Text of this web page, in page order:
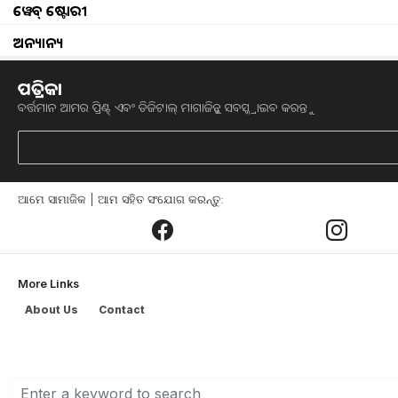
ୱେବ୍ ଷ୍ଟୋରୀ
ଅନ୍ୟାନ୍ୟ
ପତ୍ରିକା
ବର୍ତ୍ତମାନ ଆମର ପ୍ରିଣ୍ଟ୍ ଏବଂ ଡିଜିଟାଲ୍ ମାଗାଜିନ୍କୁ ସବସ୍କ୍ରାଇବ କରନ୍ତୁ
ଆମେ ସାମାଜିକ | ଆମ ସହିତ ସଂଯୋଗ କରନ୍ତୁ:
More Links
About Us
Contact
ଦ୍ୱାରା ଅନୁମୋଦିତ ହୋଇଥିଲା ଏହି ଆୟୋଗ
ଅଷ୍ଟମ ବେତନ ଆୟୋଗର ମୁଖ୍ୟ ଉଦ୍ଦେଶ୍ୟ,
ଜୀବନଧାରଣ ଖର୍ଚ୍ଚକୁ ବିଚାରକୁ ନେଇ
ବେସିକ୍‌ ଦରମାରେ ୨୫-୩୦% ବୃଦ୍ଧି
ଆଦିରେ ମଧ୍ୟ ସଂଶୋଧନ ହେବାର ଆଶା